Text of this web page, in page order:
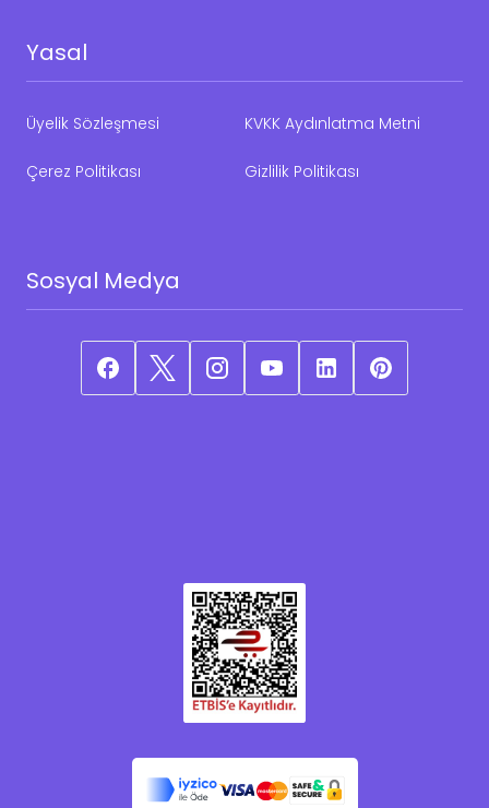
Yasal
Üyelik Sözleşmesi KVKK Aydınlatma Metni
Çerez Politikası Gizlilik Politikası
Sosyal Medya